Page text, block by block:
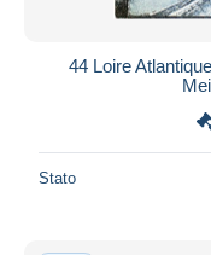
44 Loire
Stato